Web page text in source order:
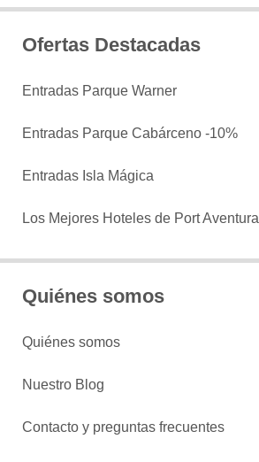
Ofertas Destacadas
Entradas Parque Warner
Entradas Parque Cabárceno -10%
Entradas Isla Mágica
Los Mejores Hoteles de Port Aventura
Quiénes somos
Quiénes somos
Nuestro Blog
Contacto y preguntas frecuentes